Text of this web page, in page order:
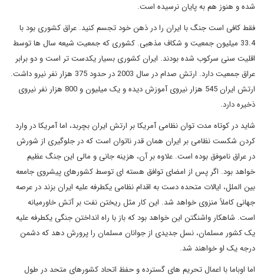
شده و هنوز هم به پایان نرسیده است.
فقط کافی است جنگ با ایران را در ذهن خود تجسم کنید. عراق کشوری بود با
33.4 میلیون جمعیت و شکاف مذهبی. کشوری که جمعیت شیعه سال ها توسط
اقلیت سنی سرکوب شده بودند. ایران کشوری بسیار یکدست تر است و دو برابر
عراق جمعیت دارد. ارتش صدام در سال 2003 در حدود 375 هزار نفر نیرو داشت.
ارتش ایران 545 هزار نیروی آموزش دیده و یک میلیون و 800 هزار نفر نیروی
ذخیره دارد.
شاید در کوتاه مدت توان نظامی آمریکا بر ارتش ایران بچربد، اما آمریکا در وارد
کردن شکست نظامی بر ایران همان قدر ناتوان است که در جلوگیری از شورش
در عراق ناموفق بوده است. علاوه بر آن، هزینه جانی و مالی این جنگ عظیم
خواهد بود. اگر پس از امضای توافق هسته ای توسط کشورهای پیشروی جامعه
بین الملل، ایالات متحده دست به اقدام نظامی یکطرفه علیه ایران بزند در عرصه
جهانی کاملاً منزوی خواهد شد. این کار مثل ریختن نفت بر آتش خاورمیانه
است. شاهکار واشنگتن این خواهد بود که باز با راه انداختن جنگی یکطرفه علیه
یک کشور مسلمان، نسل جدیدی از جوانان مسلمان را پرورش دهد که دشمن
درجه یک او خواهند شد.
اما اوباما با اعمال تحریم های گسترده و حفظ اتحاد کشورهای متحد در طول